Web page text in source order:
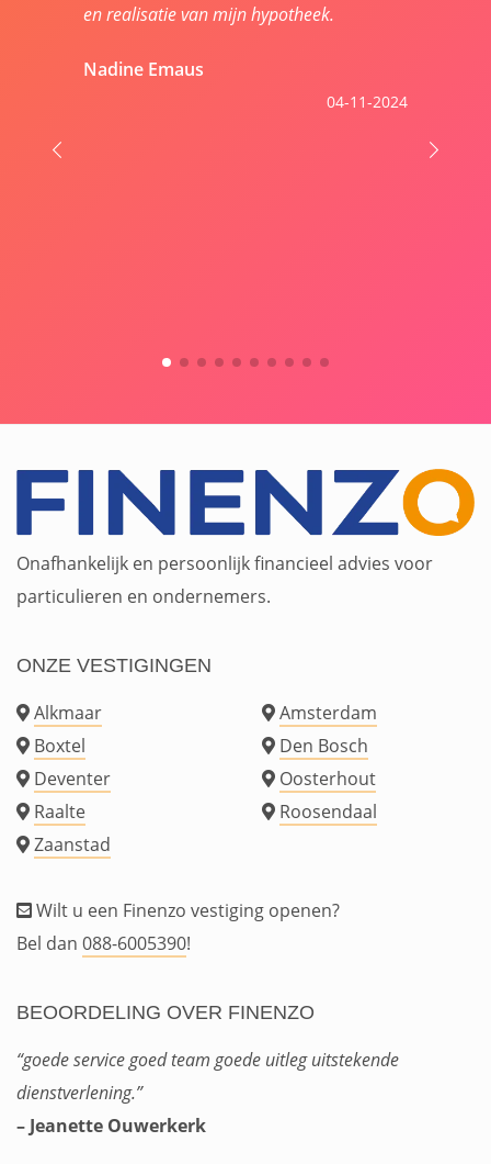
en realisatie van mijn hypotheek.
Nadine Emaus
04-11-2024
Onafhankelijk en persoonlijk financieel advies voor
particulieren en ondernemers.
ONZE VESTIGINGEN
Alkmaar
Amsterdam
Boxtel
Den Bosch
Deventer
Oosterhout
Raalte
Roosendaal
Zaanstad
Wilt u een Finenzo vestiging openen?
Bel dan 088-6005390!
BEOORDELING OVER FINENZO
“goede service goed team goede uitleg uitstekende
dienstverlening.”
– Jeanette Ouwerkerk